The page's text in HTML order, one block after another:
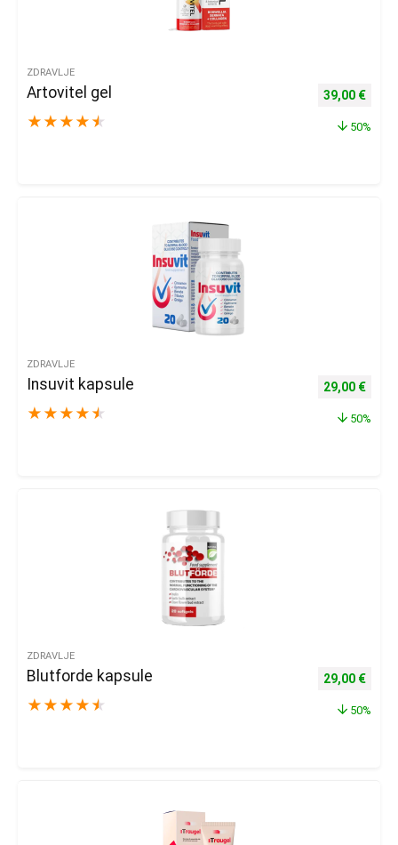
ZDRAVLJE
Artovitel gel
★ ★ ★ ★ ★
Izvorna
39,00 €
50%
ZDRAVLJE
Insuvit kapsule
★ ★ ★ ★ ★
Izvorna
29,00 €
50%
ZDRAVLJE
Blutforde kapsule
★ ★ ★ ★ ★
Izvorna
29,00 €
50%